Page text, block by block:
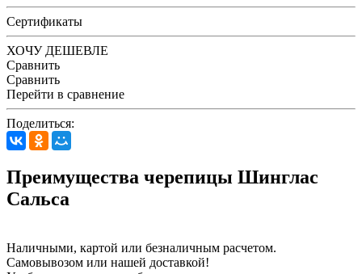
Сертификаты
ХОЧУ ДЕШЕВЛЕ
Сравнить
Сравнить
Перейти в сравнение
Поделиться:
Преимущества черепицы Шинглас
Сальса
Наличными, картой или безналичным расчетом.
Самовывозом или нашей доставкой!